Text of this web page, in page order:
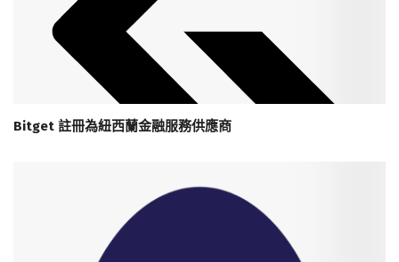
Bitget 註冊為紐西蘭金融服務供應商